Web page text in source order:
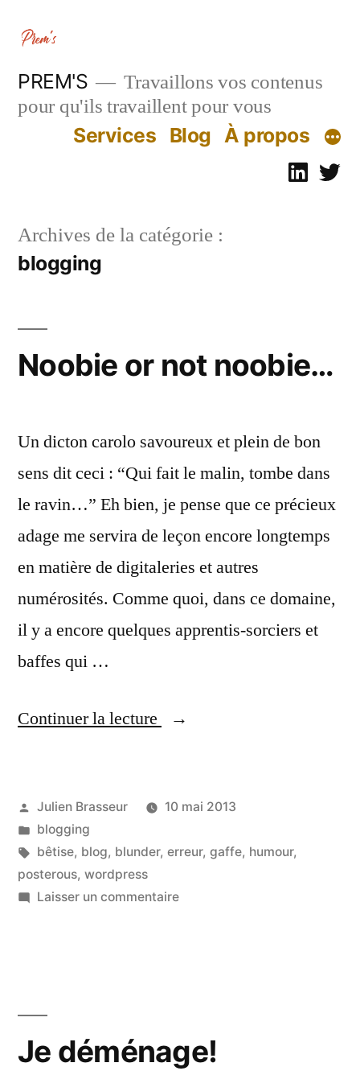
contenu
PREM'S
Travaillons vos contenus
pour qu'ils travaillent pour vous
Services Blog À propos
Archives de la catégorie :
blogging
Noobie or not noobie…
Un dicton carolo savoureux et plein de bon
sens dit ceci : “Qui fait le malin, tombe dans
le ravin…” Eh bien, je pense que ce précieux
adage me servira de leçon encore longtemps
en matière de digitaleries et autres
numérosités. Comme quoi, dans ce domaine,
il y a encore quelques apprentis-sorciers et
baffes qui …
Continuer la lecture
« Noobie
noobie… »
Publié
par
Julien Brasseur
10 mai 2013
Publié
dans
blogging
Étiquettes :
bêtise, blog, blunder, erreur, gaffe, humour,
posterous, wordpress
Laisser un commentairesur
Je déménage!